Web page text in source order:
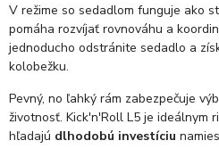
V režime so sedadlom funguje ako
pomáha rozvíjať rovnováhu a
jednoducho odstránite sedadlo a
kolobežku.
Pevný, no ľahký rám zabezpečuje
životnosť. Kick'n'Roll L5 je ideálnym
hľadajú dlhodobú investíciu